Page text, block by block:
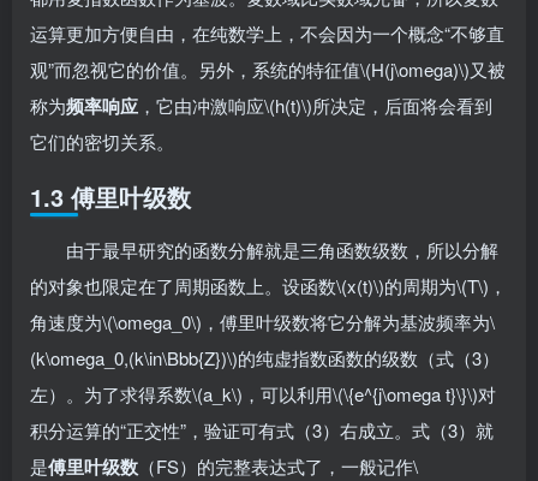
运算更加方便自由，在纯数学上，不会因为一个概念“不够直
观”而忽视它的价值。另外，系统的特征值\(H(j\omega)\)又被
称为频率响应 ，它由冲激响应\(h(t)\)所决定，后面将会看到
它们的密切关系。
1.3 傅里叶级数
由于最早研究的函数分解就是三角函数级数，所以分解
的对象也限定在了周期函数上。设函数\(x(t)\)的周期为\(T\)，
角速度为\(\omega_0\)，傅里叶级数将它分解为基波频率为\
(k\omega_0,(k\in\Bbb{Z})\)的纯虚指数函数的级数（式（3）
左）。为了求得系数\(a_k\)，可以利用\(\{e^{j\omega t}\}\)对
积分运算的“正交性”，验证可有式（3）右成立。式（3）就
是傅里叶级数 （FS）的完整表达式了，一般记作\